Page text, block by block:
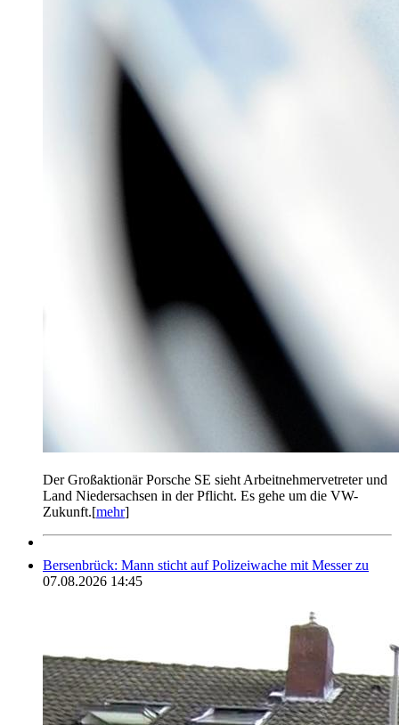
Der Großaktionär Porsche SE sieht Arbeitnehmervetreter und
Land Niedersachsen in der Pflicht. Es gehe um die VW-
Zukunft.[mehr]
Bersenbrück: Mann sticht auf Polizeiwache mit Messer zu
07.08.2026 14:45